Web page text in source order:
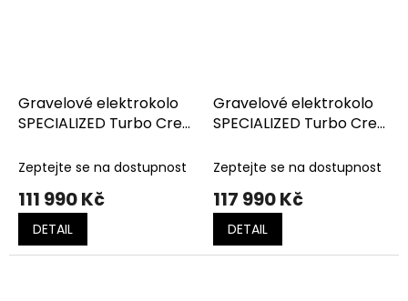
Gravelové elektrokolo
SPECIALIZED Turbo Creo
Metallic Dark Navy /
Zeptejte se na dostupnost
111 990 Kč
DETAIL
Gravelové elektrokolo
SPECIALIZED Turbo Creo
Pistachio/smoke
Zeptejte se na dostupnost
117 990 Kč
DETAIL